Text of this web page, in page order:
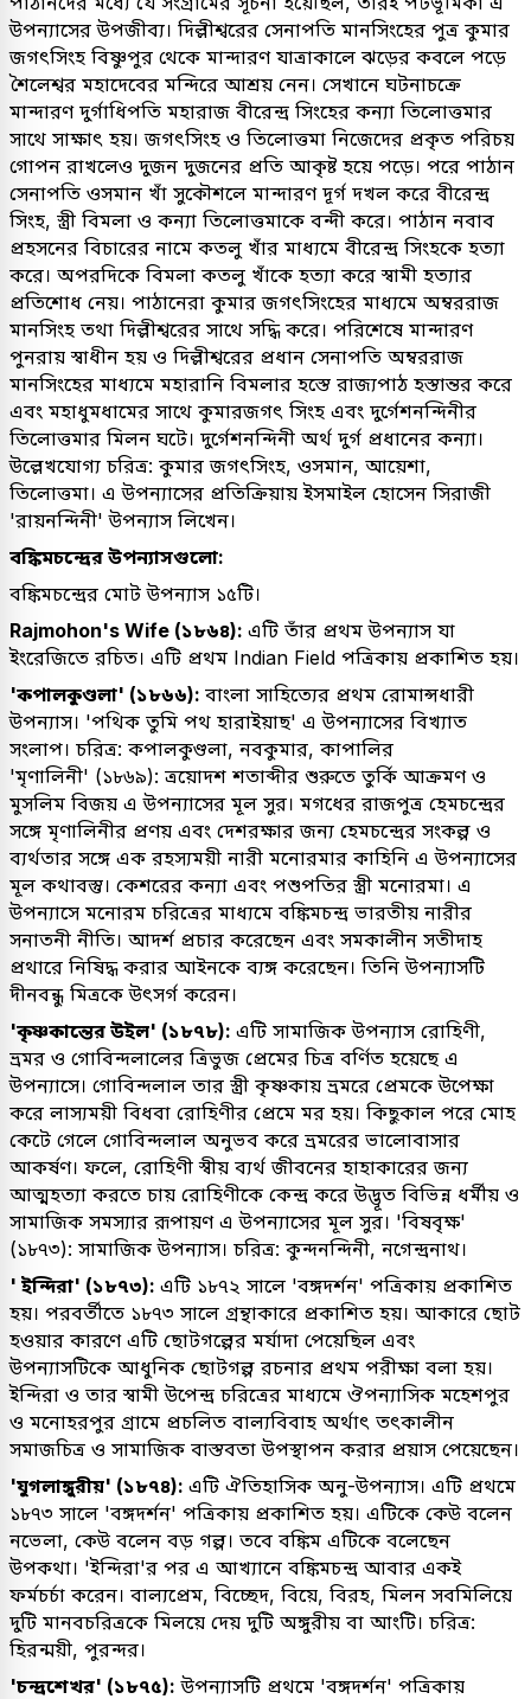
উপন্যাসের উপজীব্য। দিল্লীশ্বরের সেনাপতি মানসিংহের পুত্র কুমার
জগৎসিংহ বিষ্ণুপুর থেকে মান্দারণ যাত্রাকালে ঝড়ের কবলে পড়ে
শৈলেশ্বর মহাদেবের মন্দিরে আশ্রয় নেন। সেখানে ঘটনাচক্রে
মান্দারণ দুর্গাধিপতি মহারাজ বীরেন্দ্র সিংহের কন্যা তিলোত্তমার
সাথে সাক্ষাৎ হয়। জগৎসিংহ ও তিলোত্তমা নিজেদের প্রকৃত পরিচয়
গোপন রাখলেও দুজন দুজনের প্রতি আকৃষ্ট হয়ে পড়ে। পরে পাঠান
সেনাপতি ওসমান খাঁ সুকৌশলে মান্দারণ দূর্গ দখল করে বীরেন্দ্র
সিংহ, স্ত্রী বিমলা ও কন্যা তিলোত্তমাকে বন্দী করে। পাঠান নবাব
প্রহসনের বিচারের নামে কতলু খাঁর মাধ্যমে বীরেন্দ্র সিংহকে হত্যা
করে। অপরদিকে বিমলা কতলু খাঁকে হত্যা করে স্বামী হত্যার
প্রতিশোধ নেয়। পাঠানেরা কুমার জগৎসিংহের মাধ্যমে অম্বররাজ
মানসিংহ তথা দিল্লীশ্বরের সাথে সদ্ধি করে। পরিশেষে মান্দারণ
পুনরায় স্বাধীন হয় ও দিল্লীশ্বরের প্রধান সেনাপতি অম্বররাজ
মানসিংহের মাধ্যমে মহারানি বিমলার হস্তে রাজ্যপাঠ হস্তান্তর করে
এবং মহাধুমধামের সাথে কুমারজগৎ সিংহ এবং দুর্গেশনন্দিনীর
তিলোত্তমার মিলন ঘটে। দুর্গেশনন্দিনী অর্থ দুর্গ প্রধানের কন্যা।
উল্লেখযোগ্য চরিত্র: কুমার জগৎসিংহ, ওসমান, আয়েশা,
তিলোত্তমা। এ উপন্যাসের প্রতিক্রিয়ায় ইসমাইল হোসেন সিরাজী
'রায়নন্দিনী' উপন্যাস লিখেন।
বঙ্কিমচন্দ্রের উপন্যাসগুলো:
বঙ্কিমচন্দ্রের মোট উপন্যাস ১৫টি।
Rajmohon's Wife (১৮৬৪): এটি তাঁর প্রথম উপন্যাস যা
ইংরেজিতে রচিত। এটি প্রথম Indian Field পত্রিকায় প্রকাশিত হয়।
'কপালকুণ্ডলা' (১৮৬৬): বাংলা সাহিত্যের প্রথম রোমান্সধারী
উপন্যাস। 'পথিক তুমি পথ হারাইয়াছ' এ উপন্যাসের বিখ্যাত
সংলাপ। চরিত্র: কপালকুণ্ডলা, নবকুমার, কাপালির
'মৃণালিনী' (১৮৬৯): ত্রয়োদশ শতাব্দীর শুরুতে তুর্কি আক্রমণ ও
মুসলিম বিজয় এ উপন্যাসের মূল সুর। মগধের রাজপুত্র হেমচন্দ্রের
সঙ্গে মৃণালিনীর প্রণয় এবং দেশরক্ষার জন্য হেমচন্দ্রের সংকল্প ও
ব্যর্থতার সঙ্গে এক রহস্যময়ী নারী মনোরমার কাহিনি এ উপন্যাসের
মূল কথাবস্তু। কেশরের কন্যা এবং পশুপতির স্ত্রী মনোরমা। এ
উপন্যাসে মনোরম চরিত্রের মাধ্যমে বঙ্কিমচন্দ্র ভারতীয় নারীর
সনাতনী নীতি। আদর্শ প্রচার করেছেন এবং সমকালীন সতীদাহ
প্রথারে নিষিদ্ধ করার আইনকে ব্যঙ্গ করেছেন। তিনি উপন্যাসটি
দীনবন্ধু মিত্রকে উৎসর্গ করেন।
'কৃষ্ণকান্তের উইল' (১৮৭৮): এটি সামাজিক উপন্যাস রোহিণী,
ভ্রমর ও গোবিন্দলালের ত্রিভুজ প্রেমের চিত্র বর্ণিত হয়েছে এ
উপন্যাসে। গোবিন্দলাল তার স্ত্রী কৃষ্ণকায় ভ্রমরে প্রেমকে উপেক্ষা
করে লাস্যময়ী বিধবা রোহিণীর প্রেমে মর হয়। কিছুকাল পরে মোহ
কেটে গেলে গোবিন্দলাল অনুভব করে ভ্রমরের ভালোবাসার
আকর্ষণ। ফলে, রোহিণী স্বীয় ব্যর্থ জীবনের হাহাকারের জন্য
আত্মহত্যা করতে চায় রোহিণীকে কেন্দ্র করে উদ্ভূত বিভিন্ন ধর্মীয় ও
সামাজিক সমস্যার রূপায়ণ এ উপন্যাসের মূল সুর। 'বিষবৃক্ষ'
(১৮৭৩): সামাজিক উপন্যাস। চরিত্র: কুন্দনন্দিনী, নগেন্দ্রনাথ।
' ইন্দিরা' (১৮৭৩): এটি ১৮৭২ সালে 'বঙ্গদর্শন' পত্রিকায় প্রকাশিত
হয়। পরবর্তীতে ১৮৭৩ সালে গ্রন্থাকারে প্রকাশিত হয়। আকারে ছোট
হওয়ার কারণে এটি ছোটগল্পের মর্যাদা পেয়েছিল এবং
উপন্যাসটিকে আধুনিক ছোটগল্প রচনার প্রথম পরীক্ষা বলা হয়।
ইন্দিরা ও তার স্বামী উপেন্দ্র চরিত্রের মাধ্যমে ঔপন্যাসিক মহেশপুর
ও মনোহরপুর গ্রামে প্রচলিত বাল্যবিবাহ অর্থাৎ তৎকালীন
সমাজচিত্র ও সামাজিক বাস্তবতা উপস্থাপন করার প্রয়াস পেয়েছেন।
'যুগলাঙ্গুরীয়' (১৮৭৪): এটি ঐতিহাসিক অনু-উপন্যাস। এটি প্রথমে
১৮৭৩ সালে 'বঙ্গদর্শন' পত্রিকায় প্রকাশিত হয়। এটিকে কেউ বলেন
নভেলা, কেউ বলেন বড় গল্প। তবে বঙ্কিম এটিকে বলেছেন
উপকথা। 'ইন্দিরা'র পর এ আখ্যানে বঙ্কিমচন্দ্র আবার একই
ফর্মচর্চা করেন। বাল্যপ্রেম, বিচ্ছেদ, বিয়ে, বিরহ, মিলন সবমিলিয়ে
দুটি মানবচরিত্রকে মিলয়ে দেয় দুটি অঙ্গুরীয় বা আংটি। চরিত্র:
হিরন্ময়ী, পুরন্দর।
'চন্দ্রশেখর' (১৮৭৫): উপন্যাসটি প্রথমে 'বঙ্গদর্শন' পত্রিকায়